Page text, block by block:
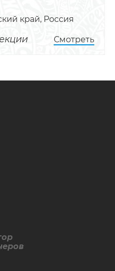
край, Россия
Смотреть